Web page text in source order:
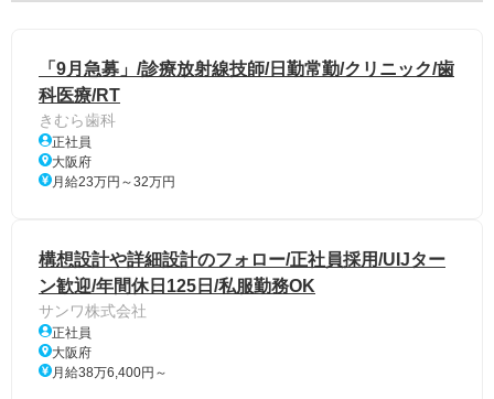
「9月急募」/診療放射線技師/日勤常勤/クリニック/歯
科医療/RT
きむら歯科
正社員
大阪府
月給23万円～32万円
構想設計や詳細設計のフォロー/正社員採用/UIJター
ン歓迎/年間休日125日/私服勤務OK
サンワ株式会社
正社員
大阪府
月給38万6,400円～